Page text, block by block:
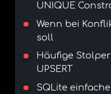
UNIQUE
Wenn bei
soll
Häufige
UPSERT
SQLite